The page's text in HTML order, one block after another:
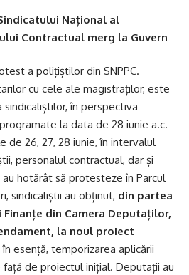
Național al
Contractual merg la Guvern
a polițiștilor din SNPPC.
cu cele ale magistraților, este
în perspectiva
la data de 28 iunie a.c.
de 26, 27, 28 iunie, în intervalul
personalul contractual, dar și
hotărât să protesteze în Parcul
sindicaliștii au obținut, din partea
Finanțe din Camera Deputaților,
la noul proiect
în esență, temporizarea aplicării
de proiectul inițial. Deputații au